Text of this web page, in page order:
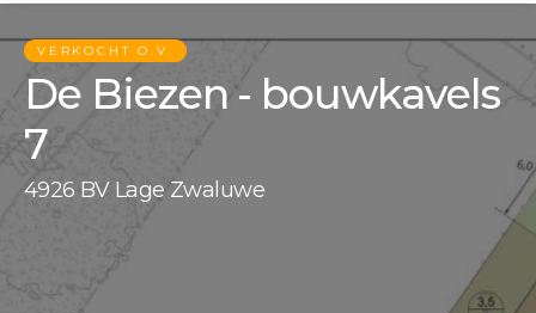
VERKOCHT O.V.
De Biezen - bouwkavels
7
4926 BV Lage Zwaluwe